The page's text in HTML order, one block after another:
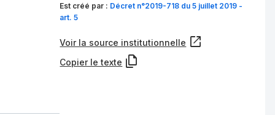
Est créé par : Décret n°2019-718 du 5 juillet 2019 -
art. 5
Voir la source institutionnelle
Copier le texte